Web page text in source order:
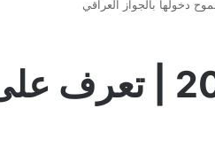
دول بدون فيزا